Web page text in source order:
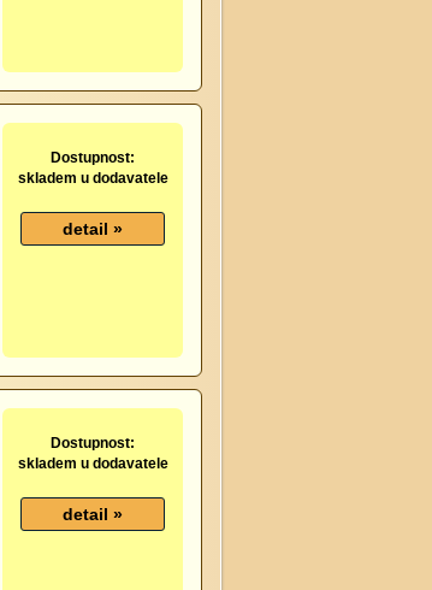
Dostupnost:
skladem u dodavatele
Dostupnost:
skladem u dodavatele